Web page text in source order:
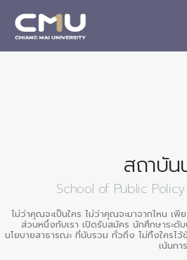
สถาบัน
School of Public
ไม่ว่าคุณจะเป็นใคร ไม่ว่าคุณจะมาจากไหน เ
ส่วนหนึ่งกับเรา เปิดรับสมัคร นักศึกษาระ
นโยบายสาธารณะ ที่นับรวม ทั่วถึง ไม่ทิ้งใครไ
เน้นกา